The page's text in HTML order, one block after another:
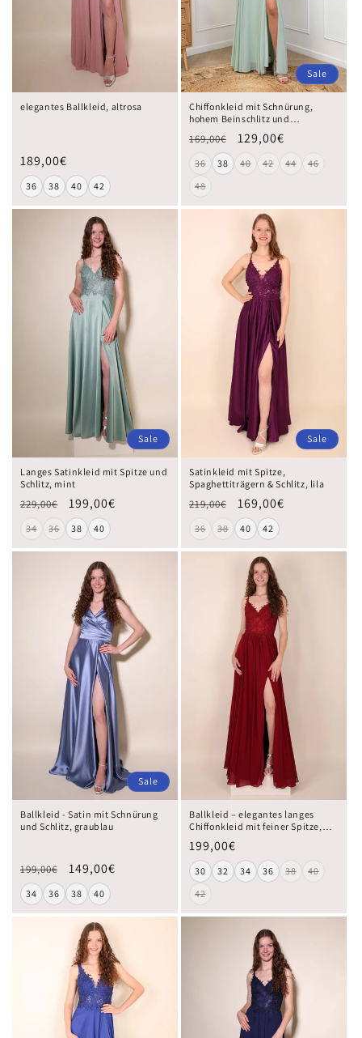
elegantes Ballkleid, altrosa
189,00€
36 38 40 42
Sale
Chiffonkleid mit Schnürung,
hohem Beinschlitz und
169,00€ 129,00€
36 38 40 42 44
46
48
Sale
Langes Satinkleid mit Spitze und
Schlitz, mint
229,00€ 199,00€
34 36 38 40
Sale
Satinkleid mit Spitze,
Spaghettiträgern & Schlitz, lila
219,00€ 169,00€
36 38 40 42
Sale
Ballkleid - Satin mit Schnürung
und Schlitz, graublau
199,00€ 149,00€
34 36 38 40
Ballkleid – elegantes langes
Chiffonkleid mit feiner Spitze,
bordeaux
199,00€
30 32 34 36 38
40
42